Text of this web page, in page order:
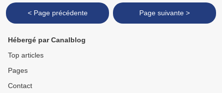
< Page précédente Page suivante >
Hébergé par Canalblog
Top articles
Pages
Contact